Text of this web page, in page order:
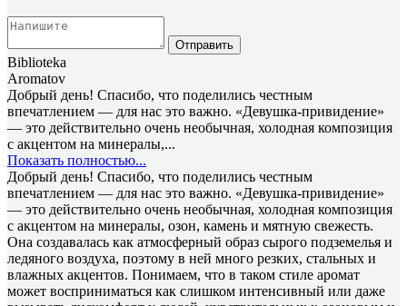
Отправить
Biblioteka
Aromatov
Добрый день! Спасибо, что поделились честным
впечатлением — для нас это важно. «Девушка-привидение»
— это действительно очень необычная, холодная композиция
с акцентом на минералы,...
Показать полностью...
Добрый день! Спасибо, что поделились честным
впечатлением — для нас это важно. «Девушка-привидение»
— это действительно очень необычная, холодная композиция
с акцентом на минералы, озон, камень и мятную свежесть.
Она создавалась как атмосферный образ сырого подземелья и
ледяного воздуха, поэтому в ней много резких, стальных и
влажных акцентов. Понимаем, что в таком стиле аромат
может восприниматься как слишком интенсивный или даже